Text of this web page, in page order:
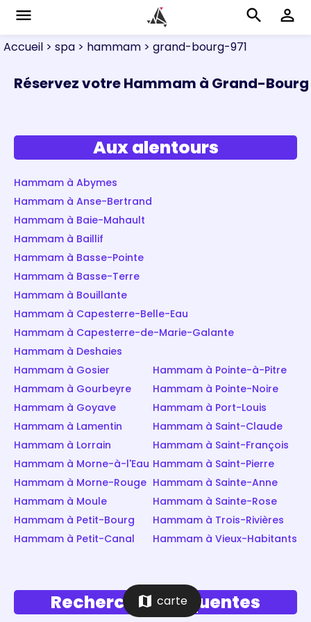
menu search perm_identity
Accueil > spa > hammam > grand-bourg-971
Réservez votre Hammam à Grand-Bourg
Aux alentours
Hammam à Abymes
Hammam à Anse-Bertrand
Hammam à Baie-Mahault
Hammam à Baillif
Hammam à Basse-Pointe
Hammam à Basse-Terre
Hammam à Bouillante
Hammam à Capesterre-Belle-Eau
Hammam à Capesterre-de-Marie-Galante
Hammam à Deshaies
Hammam à Gosier
Hammam à Gourbeyre
Hammam à Goyave
Hammam à Lamentin
Hammam à Lorrain
Hammam à Morne-à-l'Eau
Hammam à Morne-Rouge
Hammam à Moule
Hammam à Petit-Bourg
Hammam à Petit-Canal
Hammam à Pointe-à-Pitre
Hammam à Pointe-Noire
Hammam à Port-Louis
Hammam à Saint-Claude
Hammam à Saint-François
Hammam à Saint-Pierre
Hammam à Sainte-Anne
Hammam à Sainte-Rose
Hammam à Trois-Rivières
Hammam à Vieux-Habitants
Recherches fréquentes
map carte